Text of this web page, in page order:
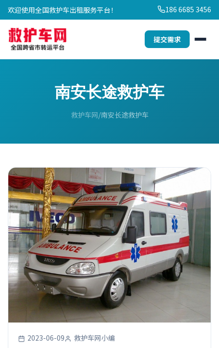
欢迎使用全国救护车出租服务平台！ 186 6685 3456
提交需求
南安长途救护车
救护车网 南安长途救护车
2023-06-09 救护车网小编